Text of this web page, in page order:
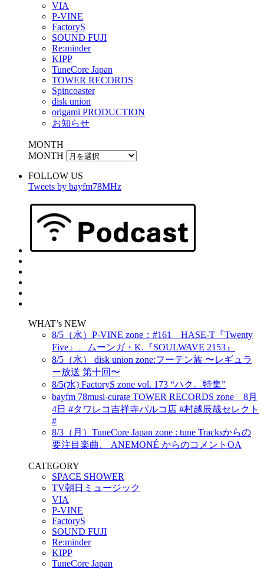
VIA
P-VINE
FactoryS
SOUND FUJI
Re:minder
KIPP
TuneCore Japan
TOWER RECORDS
Spincoaster
disk union
origami PRODUCTION
お知らせ
MONTH
MONTH
FOLLOW US
Tweets by bayfm78MHz
WHAT’s NEW
8/5（水）P-VINE zone：#161 HASE-T『Twenty
Five』、ムーンガ・K.『SOULWAVE 2153』
8/5（水） disk union zone:フーテン族 〜レギュラ
ー放送 第十回〜
8/5(水) FactoryS zone vol. 173 “ハク。特集”
bayfm 78musi-curate TOWER RECORDS zone 8月
4日 #タワレコ吉祥寺パルコ店 #村越辰哉セレクト
#
8/3（月）TuneCore Japan zone : tune Tracksからの
要注目楽曲、 ANEMONÉ からのコメントOA
CATEGORY
SPACE SHOWER
TV朝日ミュージック
VIA
P-VINE
FactoryS
SOUND FUJI
Re:minder
KIPP
TuneCore Japan